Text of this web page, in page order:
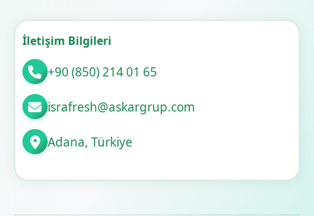
İletişim Bilgileri
+90 (850) 214 01 65
israfresh@askargrup.com
Adana, Türkiye